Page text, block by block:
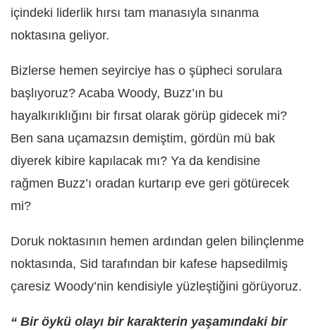
içindeki liderlik hırsı tam manasıyla sınanma
noktasına geliyor.
Bizlerse hemen seyirciye has o şüpheci sorulara
başlıyoruz? Acaba Woody, Buzz’ın bu
hayalkırıklığını bir fırsat olarak görüp gidecek mi?
Ben sana uçamazsın demiştim, gördün mü bak
diyerek kibire kapılacak mı? Ya da kendisine
rağmen Buzz’ı oradan kurtarıp eve geri götürecek
mi?
Doruk noktasının hemen ardından gelen bilinçlenme
noktasında, Sid tarafından bir kafese hapsedilmiş
çaresiz Woody’nin kendisiyle yüzleştiğini görüyoruz.
“ Bir öykü olayı bir karakterin yaşamındaki bir